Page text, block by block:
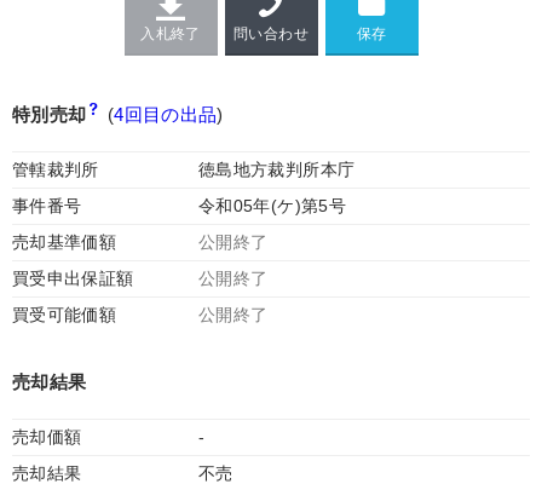
入札終了 問い合わせ
特別売却 (4回目の出品)
管轄裁判所
徳島地方裁判所本庁
事件番号
令和05年(ケ)第5号
売却基準価額
公開終了
買受申出保証額
公開終了
買受可能価額
公開終了
売却結果
売却価額
-
売却結果
不売